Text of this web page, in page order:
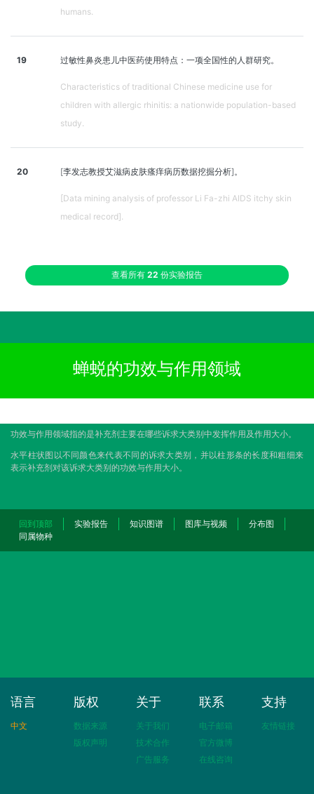
humans.
19 过敏性鼻炎患儿中医药使用特点：一项全国性的人群研究。
Characteristics of traditional Chinese medicine use for
children with allergic rhinitis: a nationwide population-based
study.
20 [李发志教授艾滋病皮肤瘙痒病历数据挖掘分析]。
[Data mining analysis of professor Li Fa-zhi AIDS itchy skin
medical record].
查看所有 22 份实验报告
蝉蜕的功效与作用领域
功效与作用领域指的是补充剂主要在哪些诉求大类别中发挥作用及作用大小。
水平柱状图以不同颜色来代表不同的诉求大类别，并以柱形条的长度和粗细来
表示补充剂对该诉求大类别的功效与作用大小。
回到顶部 实验报告 知识图谱 图库与视频
分布图
同属物种
语言
中文
版权
数据来源
版权声明
关于
关于我们
技术合作
广告服务
联系
电子邮箱
官方微博
在线咨询
支持
友情链接